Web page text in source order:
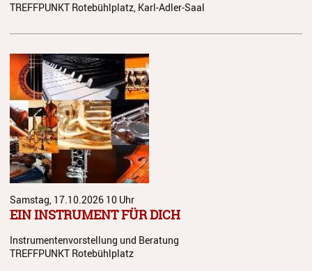
Ermäßigungen
Mietinstrumente
Anmeldung
Abmeldung
Aktuelles
Wettbewerbe
Workshops
TREFFPUNKT Rotebühlplatz, Karl-Adler-Saal
Samstag, 17.10.2026 10 Uhr
EIN INSTRUMENT FÜR DICH
Instrumentenvorstellung und Beratung
TREFFPUNKT Rotebühlplatz